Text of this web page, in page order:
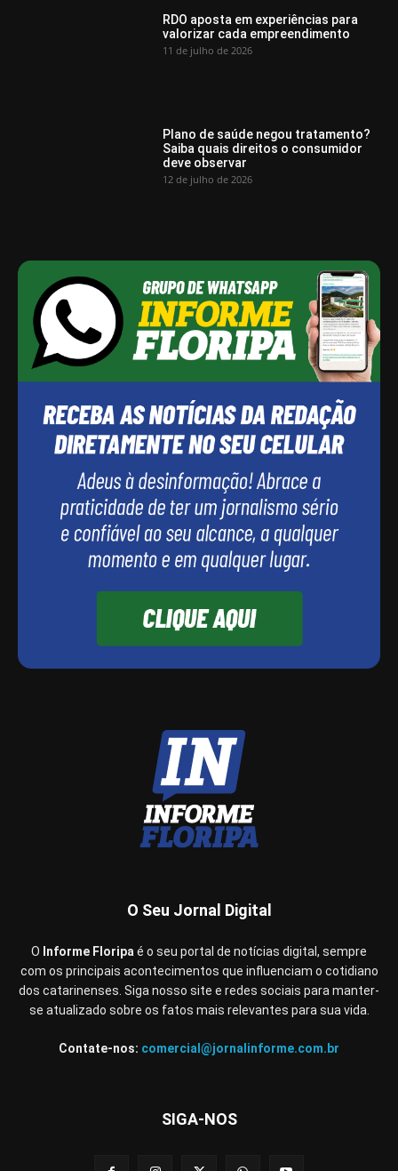
RDO aposta em experiências para
valorizar cada empreendimento
11 de julho de 2026
Plano de saúde negou tratamento?
Saiba quais direitos o consumidor
deve observar
12 de julho de 2026
O Seu Jornal Digital
O Informe Floripaé o seu portal de notícias digital, sempre
com os principais acontecimentos que influenciam o cotidiano
dos catarinenses. Siga nosso site e redes sociais para manter-
se atualizado sobre os fatos mais relevantes para sua vida.
Contate-nos: comercial@jornalinforme.com.br
SIGA-NOS